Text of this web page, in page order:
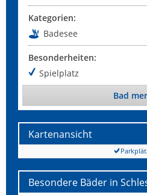
Kategorien:
Badesee
Besonderheiten:
Spielplatz
Bad
Kartenansicht
Besondere Bäder in